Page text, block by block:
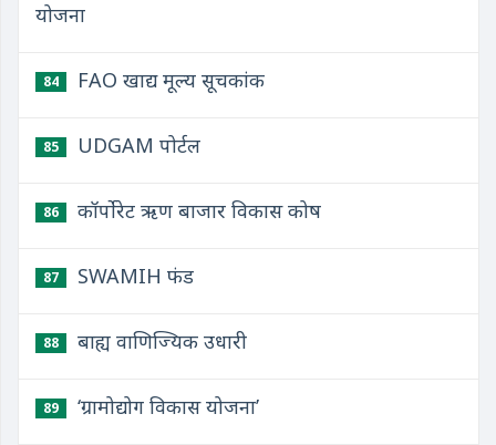
योजना
84 FAO खाद्य मूल्य सूचकांक
85 UDGAM पोर्टल
86 कॉर्पोरेट ऋण बाजार विकास कोष
87 SWAMIH फंड
88 बाह्य वाणिज्यिक उधारी
89 ‘ग्रामोद्योग विकास योजना’